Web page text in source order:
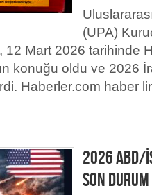
(UPA)
12 Mart 2026 tarihinde
konuğu oldu ve 2026
Haberler.com haber
2026 ABD/
SON DURUM